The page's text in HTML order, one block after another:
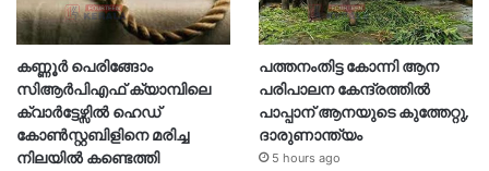
കണ്ണൂർ പെരിങ്ങോം
സിആർപിഎഫ് ക്യാമ്പിലെ
ക്വാർട്ടേഴ്സിൽ ഹെഡ്
കോൺസ്റ്റബിളിനെ മരിച്ച
നിലയിൽ കണ്ടെത്തി
പത്തനംതിട്ട കോന്നി ആന
പരിപാലന കേന്ദ്രത്തിൽ
പാപ്പാന് ആനയുടെ കുത്തേറ്റു,
ദാരുണാന്ത്യം
5 hours ago